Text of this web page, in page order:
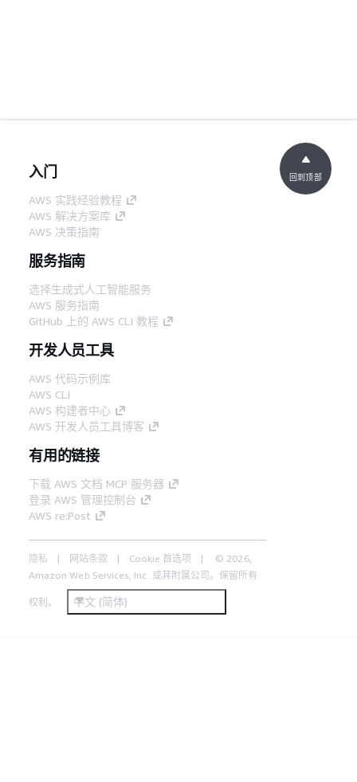
入门
AWS 实践经验教程
AWS 解决方案库
AWS 决策指南
服务指南
选择生成式人工智能服务
AWS 服务指南
GitHub 上的 AWS CLI 教程
开发人员工具
AWS 代码示例库
AWS CLI
AWS 构建者中心
AWS 开发人员工具博客
有用的链接
下载 AWS 文档 MCP 服务器
登录 AWS 管理控制台
AWS re:Post
隐私 网站条款 Cookie 首选项
© 2026,
Amazon Web Services, Inc. 或其附属公司。保留所有
权利。 中文 (简体)
回到顶部